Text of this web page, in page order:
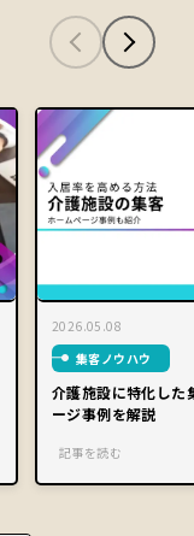
2026.05.08
集客ノウハウ
介護施設に特化した
ージ事例を解説
記事を読む